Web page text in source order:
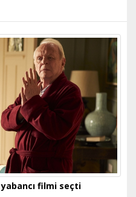
yabancı filmi seçti